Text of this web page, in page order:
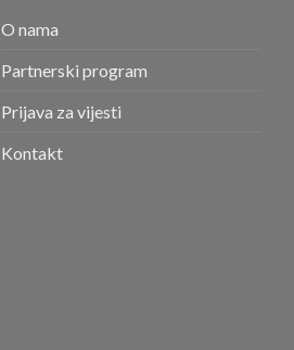
O nama
Partnerski program
Prijava za vijesti
Kontakt